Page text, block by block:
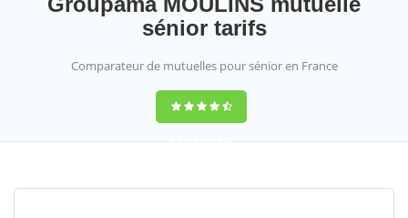
sénior tarifs
Comparateur de mutuelles pour sénior en France
9,2(100%)452